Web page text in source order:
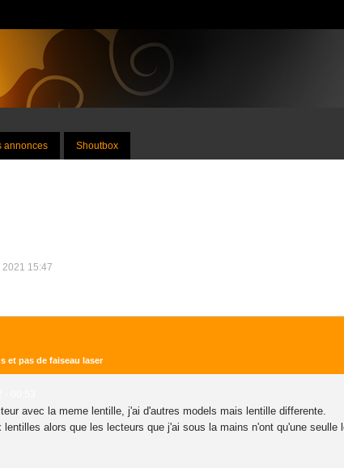
annonces Shoutbox
2021 15:47
et pas de faiseau laser
avec la meme lentille, j'ai d'autres models mais lentille differente.
alors que les lecteurs que j'ai sous la mains n'ont qu'une seulle